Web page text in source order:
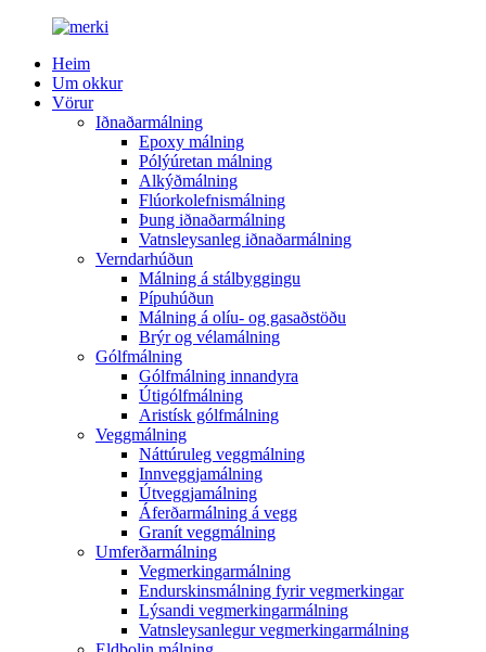
Heim
Um okkur
Vörur
Iðnaðarmálning
Epoxy málning
Pólýúretan málning
Alkýðmálning
Flúorkolefnismálning
Þung iðnaðarmálning
Vatnsleysanleg iðnaðarmálning
Verndarhúðun
Málning á stálbyggingu
Pípuhúðun
Málning á olíu- og gasaðstöðu
Brýr og vélamálning
Gólfmálning
Gólfmálning innandyra
Útigólfmálning
Aristísk gólfmálning
Veggmálning
Náttúruleg veggmálning
Innveggjamálning
Útveggjamálning
Áferðarmálning á vegg
Granít veggmálning
Umferðarmálning
Vegmerkingarmálning
Endurskinsmálning fyrir vegmerkingar
Lýsandi vegmerkingarmálning
Vatnsleysanlegur vegmerkingarmálning